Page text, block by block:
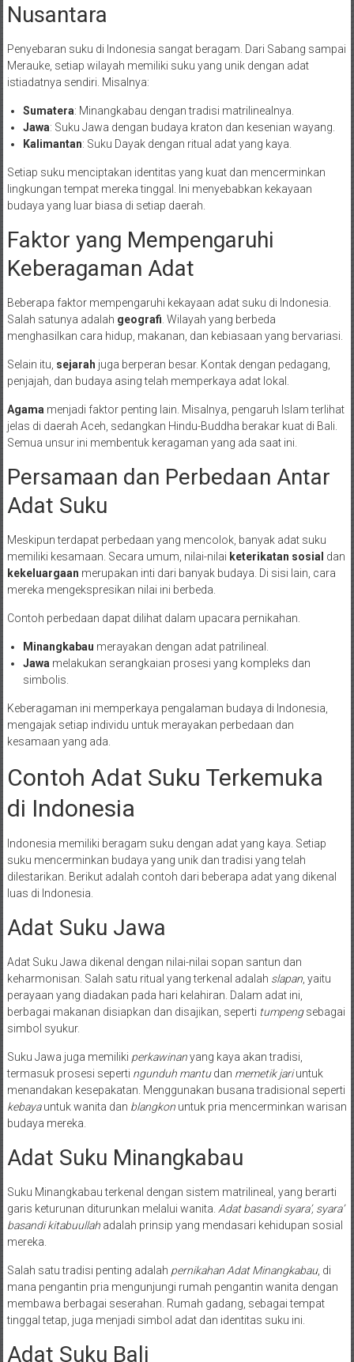
Nusantara
Penyebaran suku di Indonesia sangat beragam. Dari Sabang sampai
Merauke, setiap wilayah memiliki suku yang unik dengan adat
istiadatnya sendiri. Misalnya:
Sumatera: Minangkabau dengan tradisi matrilinealnya.
Jawa: Suku Jawa dengan budaya kraton dan kesenian wayang.
Kalimantan: Suku Dayak dengan ritual adat yang kaya.
Setiap suku menciptakan identitas yang kuat dan mencerminkan
lingkungan tempat mereka tinggal. Ini menyebabkan kekayaan
budaya yang luar biasa di setiap daerah.
Faktor yang Mempengaruhi
Keberagaman Adat
Beberapa faktor mempengaruhi kekayaan adat suku di Indonesia.
Salah satunya adalah geografi . Wilayah yang berbeda
menghasilkan cara hidup, makanan, dan kebiasaan yang bervariasi.
Selain itu, sejarah juga berperan besar. Kontak dengan pedagang,
penjajah, dan budaya asing telah memperkaya adat lokal.
Agama menjadi faktor penting lain. Misalnya, pengaruh Islam terlihat
jelas di daerah Aceh, sedangkan Hindu-Buddha berakar kuat di Bali.
Semua unsur ini membentuk keragaman yang ada saat ini.
Persamaan dan Perbedaan Antar
Adat Suku
Meskipun terdapat perbedaan yang mencolok, banyak adat suku
memiliki kesamaan. Secara umum, nilai-nilai keterikatan sosial dan
kekeluargaan merupakan inti dari banyak budaya. Di sisi lain, cara
mereka mengekspresikan nilai ini berbeda.
Contoh perbedaan dapat dilihat dalam upacara pernikahan.
Minangkabau merayakan dengan adat patrilineal.
Jawa melakukan serangkaian prosesi yang kompleks dan
simbolis.
Keberagaman ini memperkaya pengalaman budaya di Indonesia,
mengajak setiap individu untuk merayakan perbedaan dan
kesamaan yang ada.
Contoh Adat Suku Terkemuka
di Indonesia
Indonesia memiliki beragam suku dengan adat yang kaya. Setiap
suku mencerminkan budaya yang unik dan tradisi yang telah
dilestarikan. Berikut adalah contoh dari beberapa adat yang dikenal
luas di Indonesia.
Adat Suku Jawa
Adat Suku Jawa dikenal dengan nilai-nilai sopan santun dan
keharmonisan. Salah satu ritual yang terkenal adalah slapan, yaitu
perayaan yang diadakan pada hari kelahiran. Dalam adat ini,
berbagai makanan disiapkan dan disajikan, seperti tumpengsebagai
simbol syukur.
Suku Jawa juga memiliki perkawinanyang kaya akan tradisi,
termasuk prosesi seperti ngunduh mantudan memetik jariuntuk
menandakan kesepakatan. Menggunakan busana tradisional seperti
kebayauntuk wanita dan blangkonuntuk pria mencerminkan warisan
budaya mereka.
Adat Suku Minangkabau
Suku Minangkabau terkenal dengan sistem matrilineal, yang berarti
garis keturunan diturunkan melalui wanita. Adat basandi syara’, syara’
basandi kitabuullahadalah prinsip yang mendasari kehidupan sosial
mereka.
Salah satu tradisi penting adalah pernikahan Adat Minangkabau, di
mana pengantin pria mengunjungi rumah pengantin wanita dengan
membawa berbagai seserahan. Rumah gadang, sebagai tempat
tinggal tetap, juga menjadi simbol adat dan identitas suku ini.
Adat Suku Bali